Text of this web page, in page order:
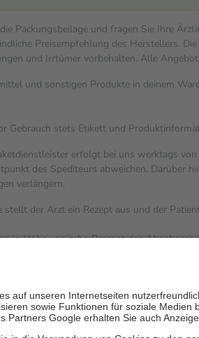
Packungsbeilage und fragen Sie Ihre
Preisempfehlung des Herstellers.
und Irrtümer vorbehalten. Alle
und sonstigen Produkte in deinem
Gebrauch stets Etikett und
erfolgt bei uns werktags
des Spediteurs abweichen. Darüber
verlängern.
der Arzt ein Rezept aus und der
in Höhe von zehn Prozent des
Apotheken.
eigene Gesundheit zu stärken und die
18. Lebensjahr mit Ausnahme der
die von der GKV getragen werden